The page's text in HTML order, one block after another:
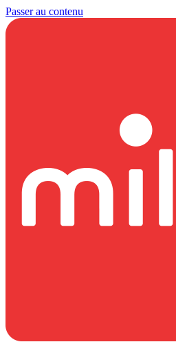
Passer au contenu